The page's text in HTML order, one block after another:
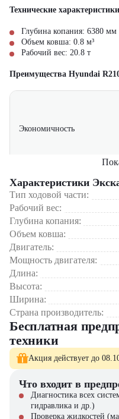
Технические
Глубина копания: 6380 мм
Объем ковша: 0.8 м³
Рабочий вес: 20.8 т
Преимущества Hyundai
Экономичность
Производительность
Надежность
Комфорт
Универсальность
промышленного
коммуникаций, работ в
терминалах.
Характеристики
Тип ходовой части:
Рабочий вес:
Глубина копания:
Объем ковша:
Двигатель:
Мощность двигателя:
Длина:
Высота:
Ширина:
Страна производитель:
Бесплатная
техники
Акция действует до
Что входит в
Диагностика всех
гидравлика и др.)
Проверка жидкостей